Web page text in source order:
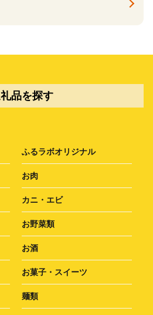
品を探す
ふるラボオリジナル
お肉
カニ・エビ
お野菜類
お酒
お菓子・スイーツ
麺類